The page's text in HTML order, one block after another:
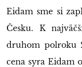
Eidam sme si
Česku. K
druhom polroku
cena syra Eidam